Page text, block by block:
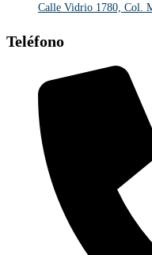
Calle Vidrio 1780, Col.
Teléfono